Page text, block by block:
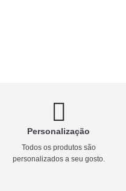
Personalização
Todos os produtos são
personalizados a seu gosto.